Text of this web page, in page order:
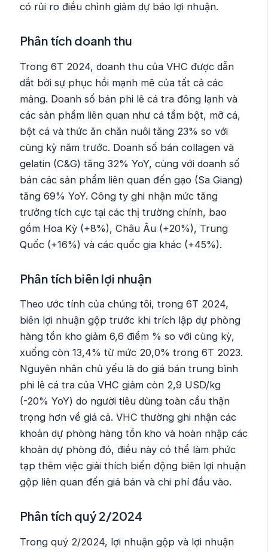
có rủi ro điều chỉnh giảm dự báo lợi nhuận.
Phân tích doanh thu
Trong 6T 2024, doanh thu của VHC được dẫn
dắt bởi sự phục hồi mạnh mẽ của tất cả các
mảng. Doanh số bán phi lê cá tra đông lạnh và
các sản phẩm liên quan như cá tẩm bột, mỡ cá,
bột cá và thức ăn chăn nuôi tăng 23% so với
cùng kỳ năm trước. Doanh số bán collagen và
gelatin (C&G) tăng 32% YoY, cùng với doanh số
bán các sản phẩm liên quan đến gạo (Sa Giang)
tăng 69% YoY. Công ty ghi nhận mức tăng
trưởng tích cực tại các thị trường chính, bao
gồm Hoa Kỳ (+8%), Châu Âu (+20%), Trung
Quốc (+16%) và các quốc gia khác (+45%).
Phân tích biên lợi nhuận
Theo ước tính của chúng tôi, trong 6T 2024,
biên lợi nhuận gộp trước khi trích lập dự phòng
hàng tồn kho giảm 6,6 điểm % so với cùng kỳ,
xuống còn 13,4% từ mức 20,0% trong 6T 2023.
Nguyên nhân chủ yếu là do giá bán trung bình
phi lê cá tra của VHC giảm còn 2,9 USD/kg
(-20% YoY) do người tiêu dùng toàn cầu thận
trọng hơn về giá cả. VHC thường ghi nhận các
khoản dự phòng hàng tồn kho và hoàn nhập các
khoản dự phòng đó, điều này có thể làm phức
tạp thêm việc giải thích biến động biên lợi nhuận
gộp liên quan đến giá bán và chi phí đầu vào.
Phân tích quý 2/2024
Trong quý 2/2024, lợi nhuận gộp và lợi nhuận